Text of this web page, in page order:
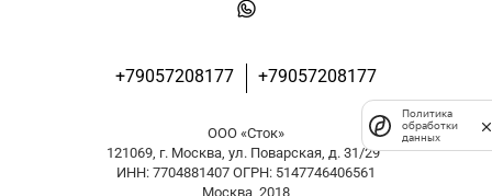
+79057208177 +79057208177
ООО «Сток»
121069, г. Москва, ул. Поварская, д. 31/29
ИНН: 7704881407 ОГРН: 5147746406561
Москва, 2018
Политика
обработки
данных